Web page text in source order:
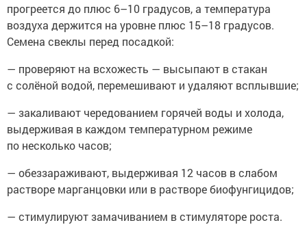
прогреется до плюс 6–10 градусов, а температура
воздуха держится на уровне плюс 15–18 градусов.
Семена свеклы перед посадкой:
— проверяют на всхожесть — высыпают в стакан
с солёной водой, перемешивают и удаляют всплывшие;
— закаливают чередованием горячей воды и холода,
выдерживая в каждом температурном режиме
по несколько часов;
— обеззараживают, выдерживая 12 часов в слабом
растворе марганцовки или в растворе биофунгицидов;
— стимулируют замачиванием в стимуляторе роста.